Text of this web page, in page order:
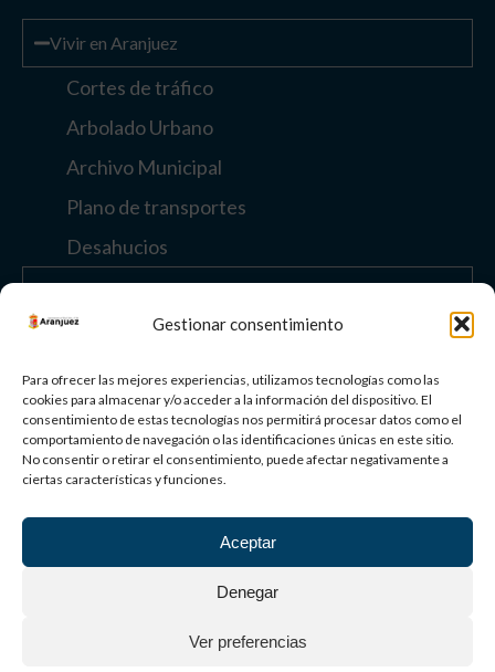
Gestionar consentimiento
Para ofrecer las mejores experiencias, utilizamos tecnologías como las
cookies para almacenar y/o acceder a la información del dispositivo. El
consentimiento de estas tecnologías nos permitirá procesar datos como el
comportamiento de navegación o las identificaciones únicas en este sitio.
No consentir o retirar el consentimiento, puede afectar negativamente a
ciertas características y funciones.
Aceptar
Denegar
Ver preferencias
Vivir en Aranjuez
Cortes de tráfico
Arbolado Urbano
Archivo Municipal
Plano de transportes
Desahucios
Enlaces de interés
Paisaje Cultural
de Aranjuez
Mundial